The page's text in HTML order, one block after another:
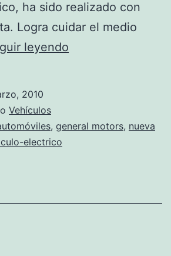
ha sido realizado con
Logra cuidar el medio
leyendo
vehículos
2010
Vehículos
, general motors, nueva
electrico